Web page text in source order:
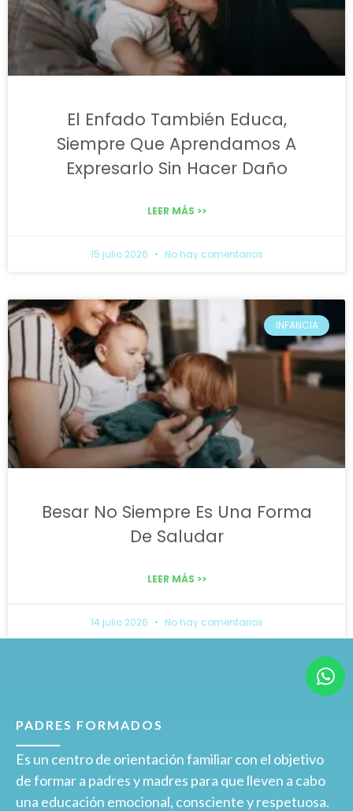
El Enfado También Educa,
Siempre Que Aprendamos A
Expresarlo Sin Hacer Daño
LEER MÁS >>
15 julio 2026 No hay comentarios
INFANCIA
Besar No Siempre Es Una Forma
De Saludar
LEER MÁS >>
14 julio 2026 No hay comentarios
PADRES FORMADOS
Es un centro de orientación familiar con el objetivo
de formar a padres y madres para que lleven a cabo
una educación emocional, consciente y respetuosa.